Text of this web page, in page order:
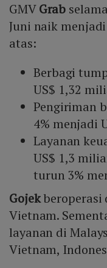
GMVGrab
Juni naik
atas:
Berbagi
US$ 1,32
Pengiriman
4% menjadi
Layanan
US$ 1,3
turun 3%
Gojekberoperasi
Vietnam.
layanan di
Vietnam,